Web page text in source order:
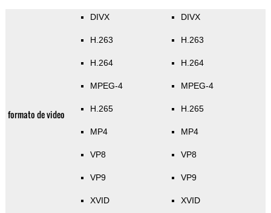
formato de video
DIVX
H.263
H.264
MPEG-4
H.265
MP4
VP8
VP9
XVID
DIVX
H.263
H.264
MPEG-4
H.265
MP4
VP8
VP9
XVID